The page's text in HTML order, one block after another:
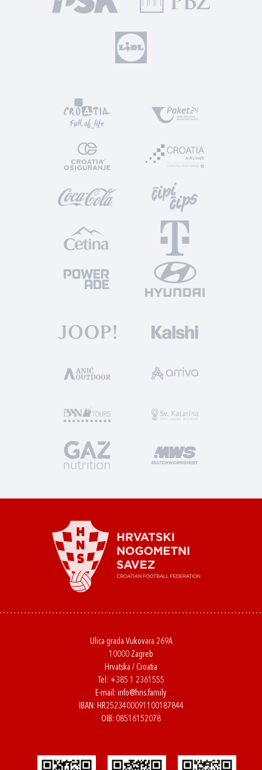
Ulica grada Vukovara 269A
10000 Zagreb
Hrvatska / Croatia
Tel: +385 1 2361555
E-mail: info@hns.family
IBAN: HR2523400091100187844
OIB: 08516152078